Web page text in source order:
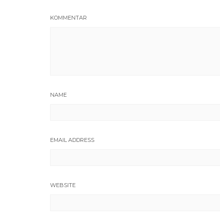
KOMMENTAR
NAME
EMAIL ADDRESS
WEBSITE